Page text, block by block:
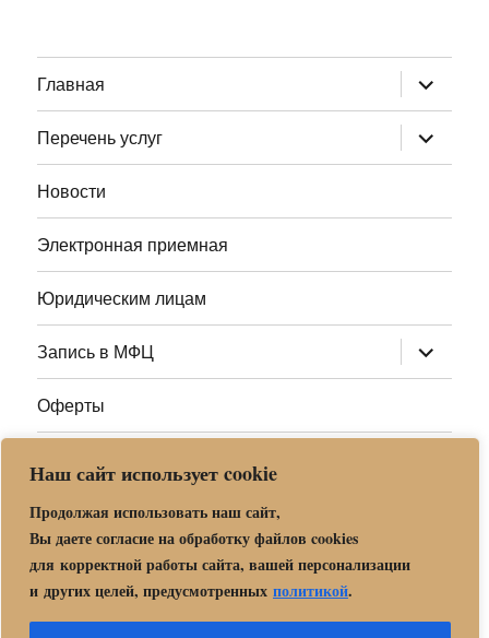
Наш сайт использует cookie
Продолжая использовать наш сайт,
Вы даете согласие на обработку файлов cookies
для корректной работы сайта, вашей персонализации
и других целей, предусмотренных политикой.
Главная раскрыть
дочернее
меню
Перечень услуг
раскрыть
дочернее
меню
Новости
Электронная приемная
Юридическим лицам
Запись в МФЦ раскрыть
дочернее
меню
Оферты
Адреса МФЦ МО
документы» в г. о. Орехово-Зуево
Политика обработки и защиты персональных данных в «МБУ